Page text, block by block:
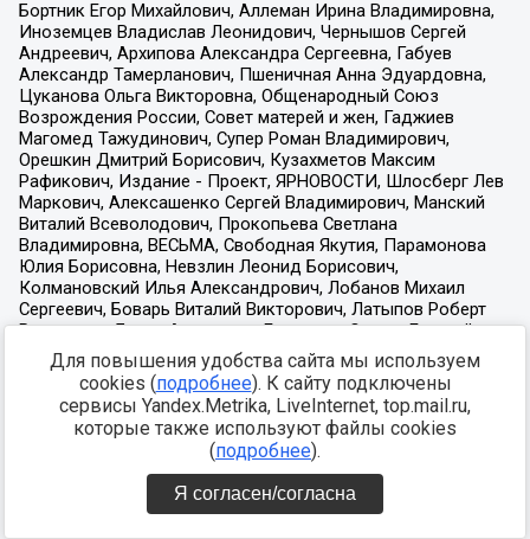
Для повышения удобства сайта мы используем
cookies (подробнее). К сайту подключены
сервисы Yandex.Metrika, LiveInternet, top.mail.ru,
которые также используют файлы cookies
(подробнее).
Я согласен/согласна